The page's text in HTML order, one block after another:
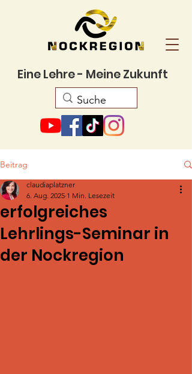
Eine Lehre - Meine Zukunft
Beitrag
erfolgreiches
Lehrlings-Seminar in
der Nockregion
claudiaplatzner
6. Aug. 2025 1 Min. Lesezeit